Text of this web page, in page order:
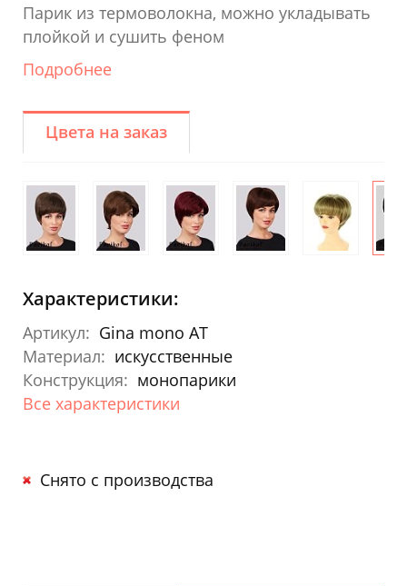
Парик из термоволокна, можно укладывать
плойкой и сушить феном
Подробнее
Цвета на заказ
Характеристики:
Артикул: Gina mono AT
Материал: искусственные
Конструкция: монопарики
Все характеристики
Снято с производства